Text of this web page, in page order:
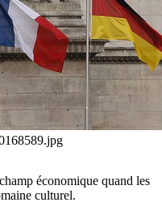
économique quand les
culturel.